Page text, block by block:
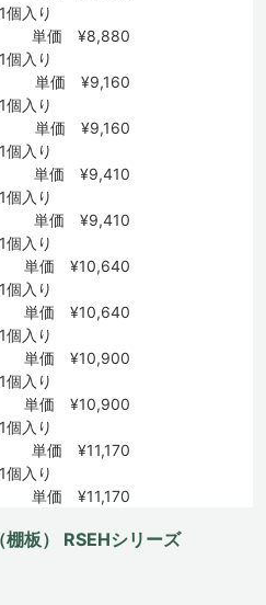
1個入り
単価 ¥8,880
1個入り
単価 ¥9,160
1個入り
単価 ¥9,160
1個入り
単価 ¥9,410
1個入り
単価 ¥9,410
1個入り
単価 ¥10,640
1個入り
単価 ¥10,640
1個入り
単価 ¥10,900
1個入り
単価 ¥10,900
1個入り
単価 ¥11,170
1個入り
単価 ¥11,170
棚板） RSEHシリーズ